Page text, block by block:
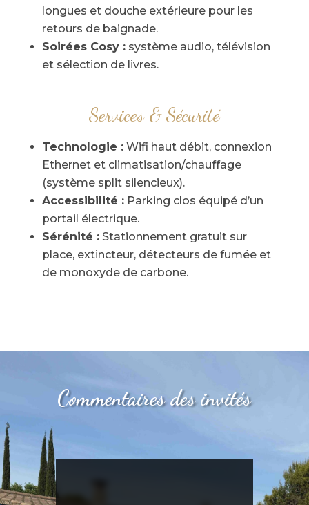
longues et douche extérieure pour les
retours de baignade.
Soirées Cosy :système audio, télévision
et sélection de livres.
Services & Sécurité
Technologie :Wifi haut débit, connexion
Ethernet et climatisation/chauffage
(système split silencieux).
Accessibilité :Parking clos équipé d’un
portail électrique.
Sérénité :Stationnement gratuit sur
place, extincteur, détecteurs de fumée et
de monoxyde de carbone.
Commentaires des invités